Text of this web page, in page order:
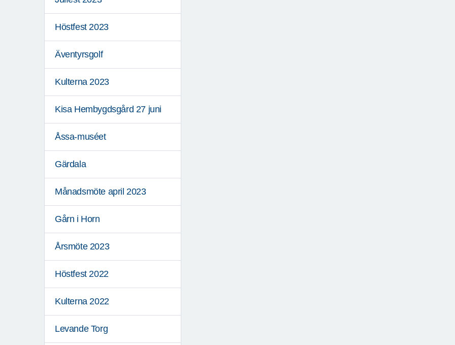
Höstfest 2023
Äventyrsgolf
Kulterna 2023
Kisa Hembygdsgård 27 juni
Åssa-muséet
Gärdala
Månadsmöte april 2023
Gårn i Horn
Årsmöte 2023
Höstfest 2022
Kulterna 2022
Levande Torg